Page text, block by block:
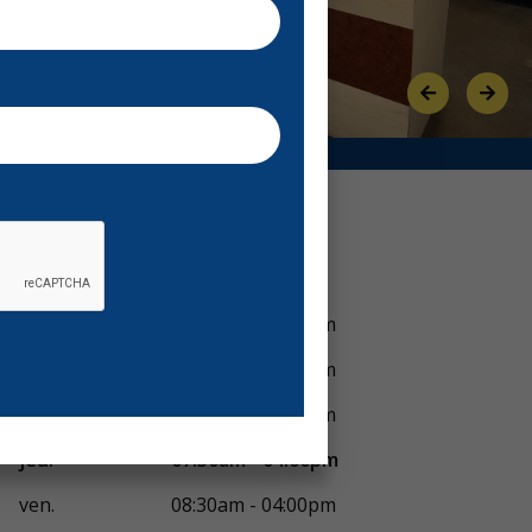
PreviousNext
07:30am - 04:00pm
07:30am - 04:00pm
mer.
07:30am - 04:00pm
jeu.
07:30am - 04:00pm
ven.
08:30am - 04:00pm